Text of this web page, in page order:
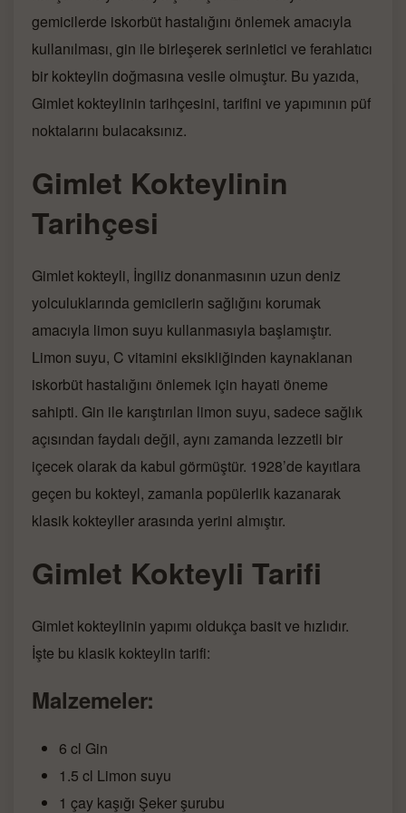
gemicilerde iskorbüt hastalığını önlemek amacıyla
kullanılması, gin ile birleşerek serinletici ve ferahlatıcı
bir kokteylin doğmasına vesile olmuştur. Bu yazıda,
Gimlet kokteylinin tarihçesini, tarifini ve yapımının püf
noktalarını bulacaksınız.
Gimlet Kokteylinin
Tarihçesi
Gimlet kokteyli, İngiliz donanmasının uzun deniz
yolculuklarında gemicilerin sağlığını korumak
amacıyla limon suyu kullanmasıyla başlamıştır.
Limon suyu, C vitamini eksikliğinden kaynaklanan
iskorbüt hastalığını önlemek için hayati öneme
sahipti. Gin ile karıştırılan limon suyu, sadece sağlık
açısından faydalı değil, aynı zamanda lezzetli bir
içecek olarak da kabul görmüştür. 1928’de kayıtlara
geçen bu kokteyl, zamanla popülerlik kazanarak
klasik kokteyller arasında yerini almıştır.
Gimlet Kokteyli Tarifi
Gimlet kokteylinin yapımı oldukça basit ve hızlıdır.
İşte bu klasik kokteylin tarifi:
Malzemeler:
6 cl Gin
1.5 cl Limon suyu
1 çay kaşığı Şeker şurubu